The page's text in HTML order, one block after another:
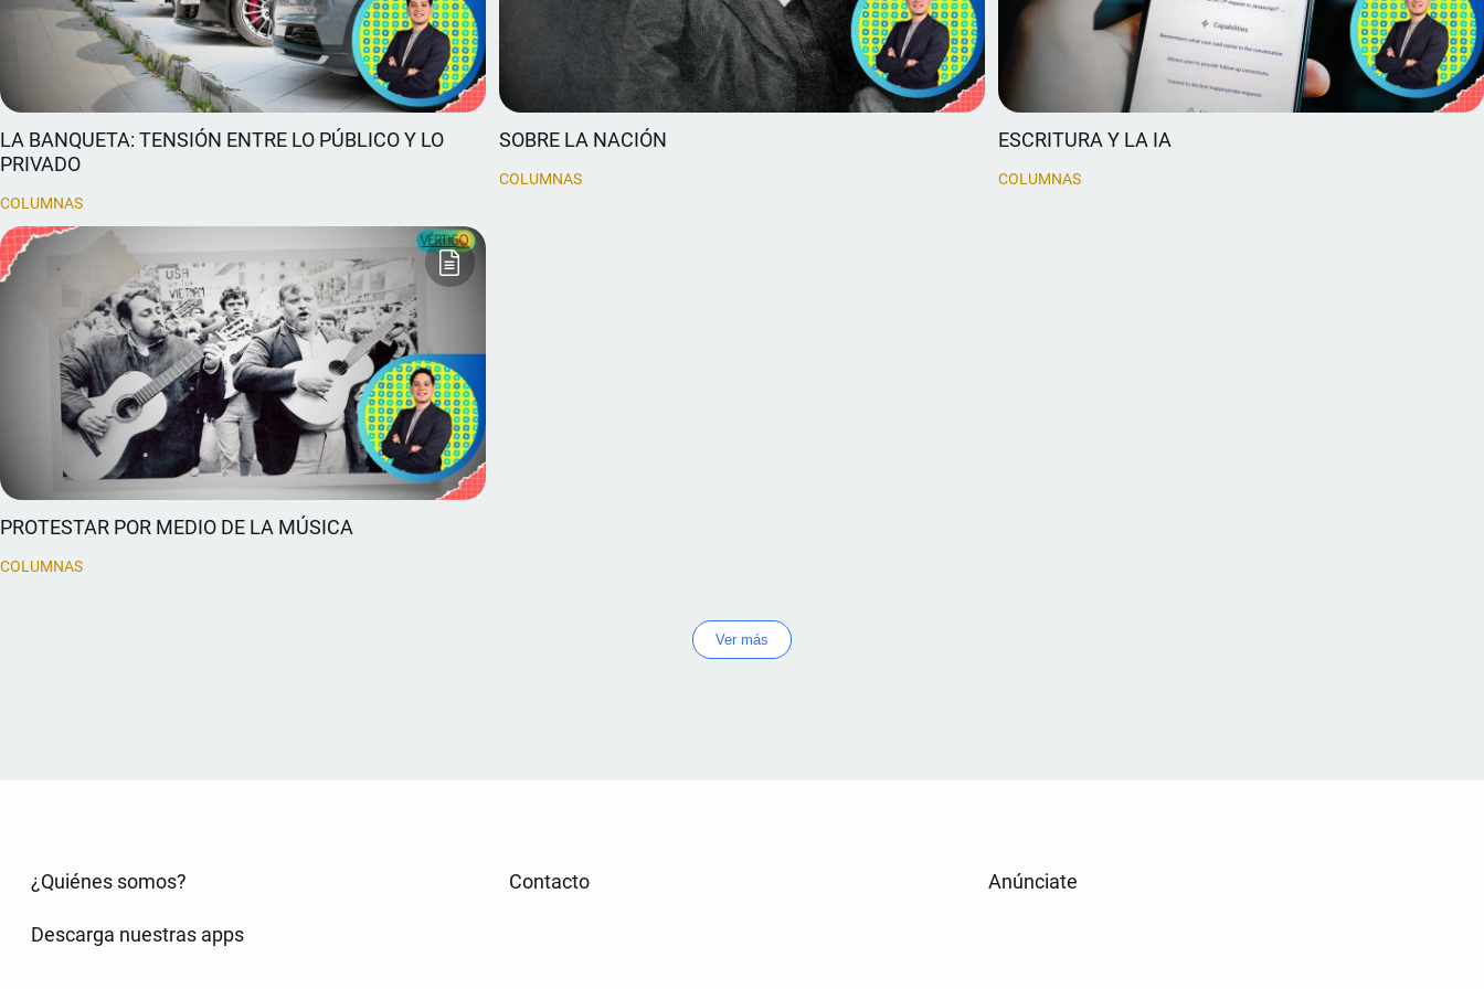
LA BANQUETA: TENSIÓN ENTRE LO PÚBLICO Y LO
PRIVADO
COLUMNAS
SOBRE LA NACIÓN
COLUMNAS
ESCRITURA Y LA IA
COLUMNAS
PROTESTAR POR MEDIO DE LA MÚSICA
COLUMNAS
Ver más
¿Quiénes somos? Contacto Anúnciate
Descarga nuestras apps